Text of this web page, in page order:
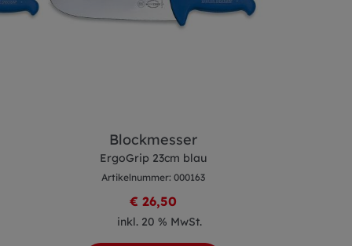
Blockmesser
ErgoGrip 23cm blau
Artikelnummer: 000163
€ 26,50
inkl. 20 % MwSt.